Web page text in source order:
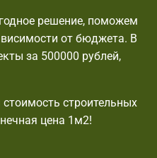
решение, поможем
от бюджета. В
за 500000 рублей,
строительных
цена 1м2!